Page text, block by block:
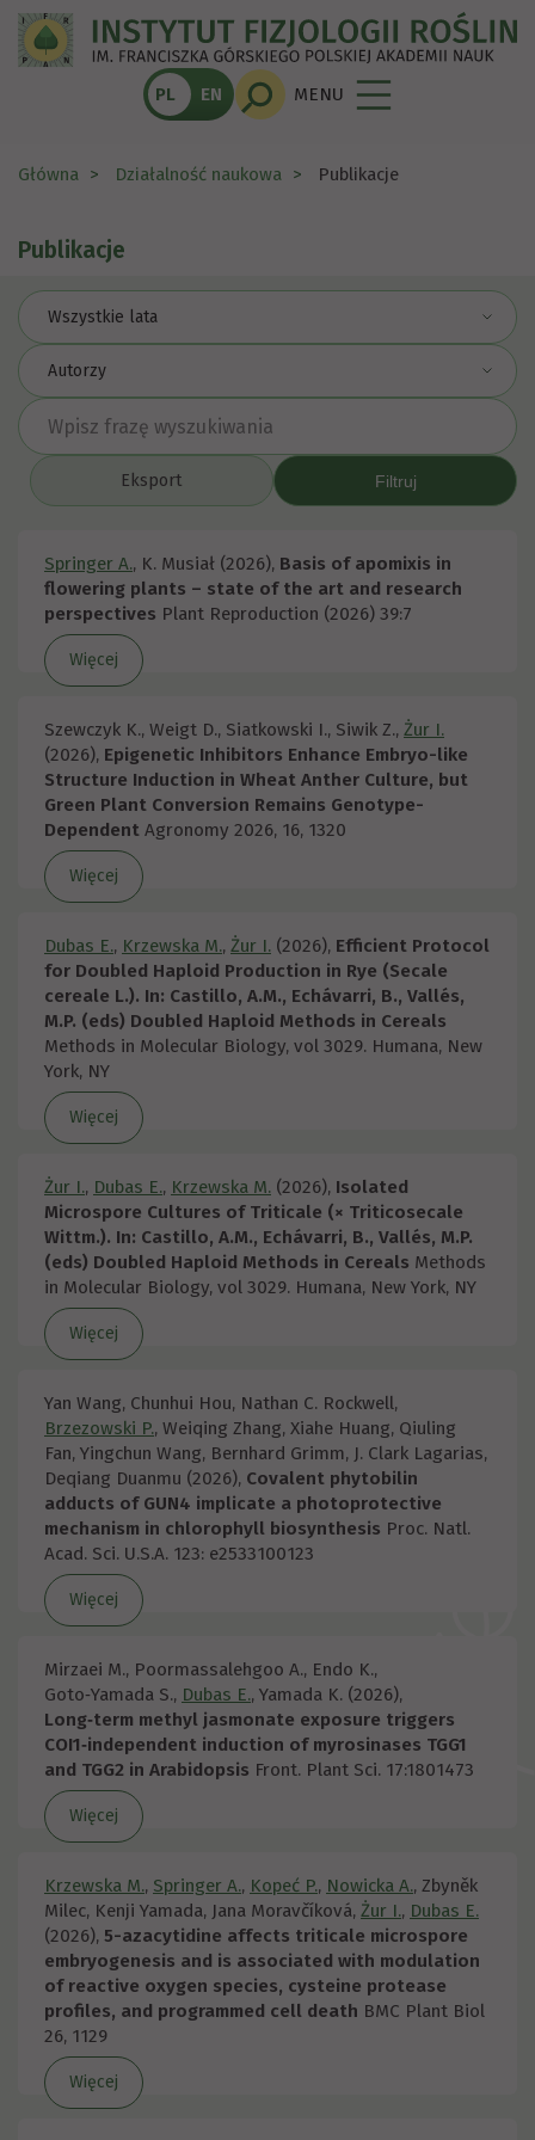
PL EN MENU
Główna Działalność naukowa Publikacje
Publikacje
Wszystkie lata
Autorzy
Eksport
Springer A., K. Musiał (2026), Basis of apomixis in
flowering plants – state of the art and research
perspectives Plant Reproduction (2026) 39:7
Więcej
Szewczyk K., Weigt D., Siatkowski I., Siwik Z., Żur I.
(2026), Epigenetic Inhibitors Enhance Embryo-like
Structure Induction in Wheat Anther Culture, but
Green Plant Conversion Remains Genotype-
Dependent Agronomy 2026, 16, 1320
Więcej
Dubas E., Krzewska M., Żur I. (2026), Efficient Protocol
for Doubled Haploid Production in Rye (Secale
cereale L.). In: Castillo, A.M., Echávarri, B., Vallés,
M.P. (eds) Doubled Haploid Methods in Cereals
Methods in Molecular Biology, vol 3029. Humana, New
York, NY
Więcej
Żur I., Dubas E., Krzewska M. (2026), Isolated
Microspore Cultures of Triticale (× Triticosecale
Wittm.). In: Castillo, A.M., Echávarri, B., Vallés, M.P.
(eds) Doubled Haploid Methods in Cereals Methods
in Molecular Biology, vol 3029. Humana, New York, NY
Więcej
Yan Wang, Chunhui Hou, Nathan C. Rockwell,
Brzezowski P., Weiqing Zhang, Xiahe Huang, Qiuling
Fan, Yingchun Wang, Bernhard Grimm, J. Clark Lagarias,
Deqiang Duanmu (2026), Covalent phytobilin
adducts of GUN4 implicate a photoprotective
mechanism in chlorophyll biosynthesis Proc. Natl.
Acad. Sci. U.S.A. 123: e2533100123
Więcej
Mirzaei M., Poormassalehgoo A., Endo K.,
Goto‑Yamada S., Dubas E., Yamada K. (2026),
Long‑term methyl jasmonate exposure triggers
COI1‑independent induction of myrosinases TGG1
and TGG2 in Arabidopsis Front. Plant Sci. 17:1801473
Więcej
Krzewska M., Springer A., Kopeć P., Nowicka A., Zbyněk
Milec, Kenji Yamada, Jana Moravčíková, Żur I., Dubas E.
(2026), 5-azacytidine affects triticale microspore
embryogenesis and is associated with modulation
of reactive oxygen species, cysteine protease
profiles, and programmed cell death BMC Plant Biol
26, 1129
Więcej